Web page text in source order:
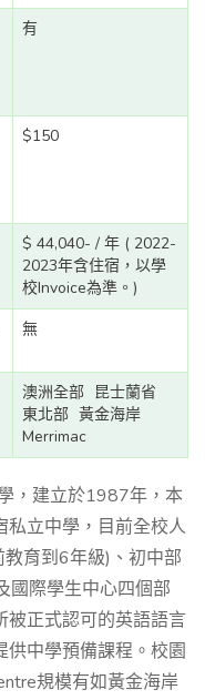
有
$150
$ 44,040- / 年 ( 2022-
2023年含住宿，以學
校Invoice為準。)
無
澳洲全部 昆士蘭省
東北部 黃金海岸
Merrimac
，建立於1987年，本
立中學，目前全校人
育到6年級)、初中部
際學生中心四個部
被正式認可的英語語言
中學預備課程。校園
規模有如黃金海岸